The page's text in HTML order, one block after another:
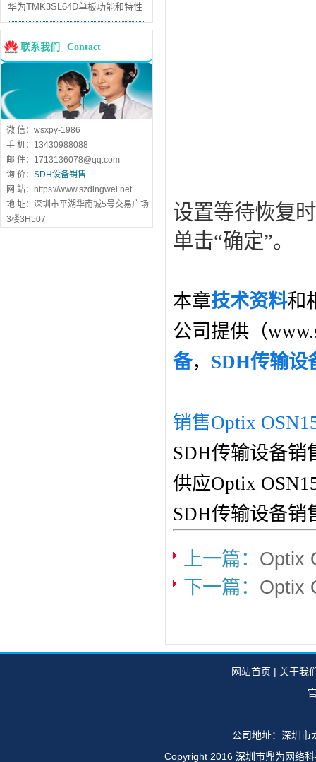
华为TMK3SL64D单板功能和特性
联系我们 Contact
微 信：wsxpy-1986
手 机：13430988088
邮 件：1713136078@qq.com
询 价： SDH设备销售
网 站：https://www.szdingwei.net
地 址：深圳市平湖华南城5号交易广场
3楼3H507
设置等待恢复
单击“确定”。
本章技术资料和
公司提供（
备， SDH传输设
销售Optix
SDH传输设备销
供应Optix
SDH传输设备销
上一篇： Optix
下一篇： Optix
网站首页 | 关于我
公司地址：深圳市
Copyright 2016 深圳市鼎为网络